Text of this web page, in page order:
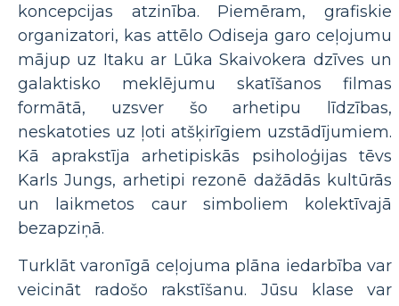
koncepcijas atzinība. Piemēram, grafiskie
organizatori, kas attēlo Odiseja garo ceļojumu
mājup uz Itaku ar Lūka Skaivokera dzīves un
galaktisko meklējumu skatīšanos filmas
formātā, uzsver šo arhetipu līdzības,
neskatoties uz ļoti atšķirīgiem uzstādījumiem.
Kā aprakstīja arhetipiskās psiholoģijas tēvs
Karls Jungs, arhetipi rezonē dažādās kultūrās
un laikmetos caur simboliem kolektīvajā
bezapziņā.
Turklāt varonīgā ceļojuma plāna iedarbība var
veicināt radošo rakstīšanu. Jūsu klase var